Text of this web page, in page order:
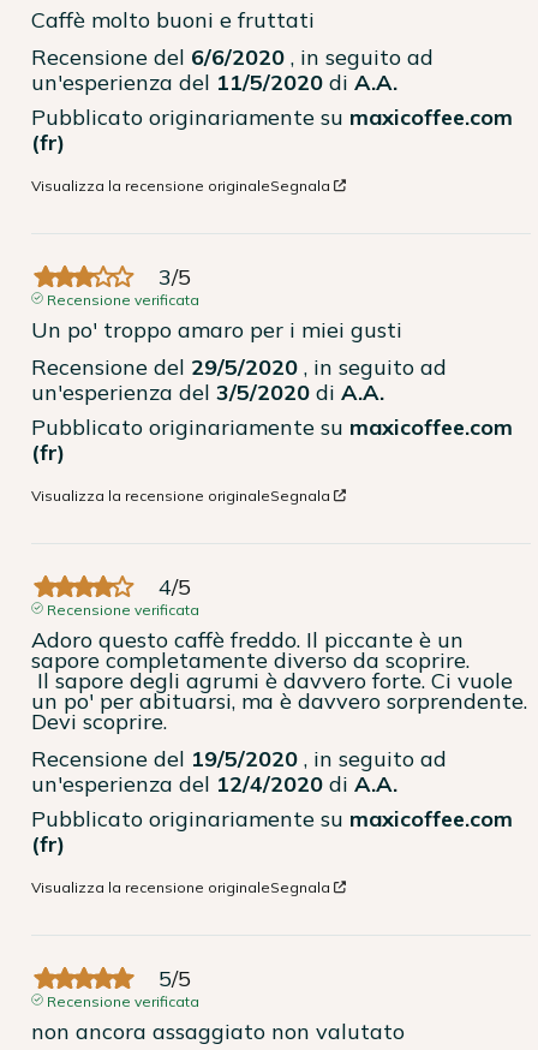
Caffè molto buoni e fruttati
Recensione del 6/6/2020 , in seguito ad
un'esperienza del 11/5/2020 di A.A.
Pubblicato originariamente su maxicoffee.com
(fr)
Visualizza la recensione originaleSegnala
3/5
Recensione verificata
Un po' troppo amaro per i miei gusti
Recensione del 29/5/2020 , in seguito ad
un'esperienza del 3/5/2020 di A.A.
Pubblicato originariamente su maxicoffee.com
(fr)
Visualizza la recensione originaleSegnala
4/5
Recensione verificata
Adoro questo caffè freddo. Il piccante è un
sapore completamente diverso da scoprire.
un po' per abituarsi, ma è davvero sorprendente.
Devi scoprire.
Recensione del 19/5/2020 , in seguito ad
un'esperienza del 12/4/2020 di A.A.
Pubblicato originariamente su maxicoffee.com
(fr)
Visualizza la recensione originaleSegnala
5/5
Recensione verificata
non ancora assaggiato non valutato